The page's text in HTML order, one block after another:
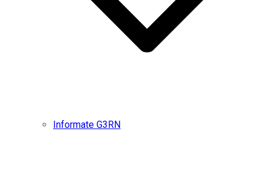
Informate G3RN